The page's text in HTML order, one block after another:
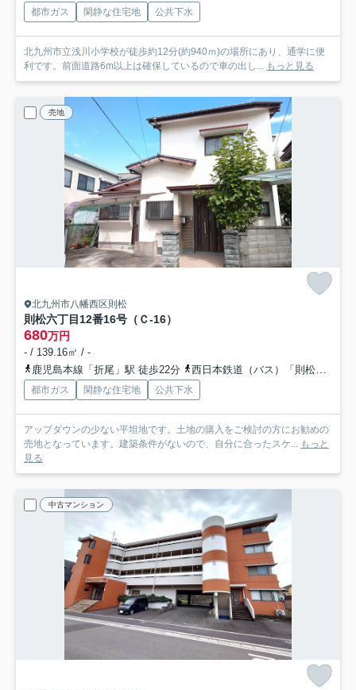
都市ガス 閑静な住宅地 公共下水
北九州市立浅川小学校が徒歩約12分(約940ｍ)の場所にあり、通学に便
利です。前面道路6m以上は確保しているので車の出し... もっと見る
売地
北九州市八幡西区則松
則松六丁目12番16号（Ｃ-16）
680万円
- / 139.16㎡ / -
鹿児島本線「折尾」駅 徒歩22分
西日本鉄道（バス）「則松六丁目」バス停下車 徒歩2分
都市ガス 閑静な住宅地 公共下水
アップダウンの少ない平坦地です。土地の購入をご検討の方にお勧めの
売地となっています。建築条件がないので、自分に合ったスケ... もっと
見る
中古マンション